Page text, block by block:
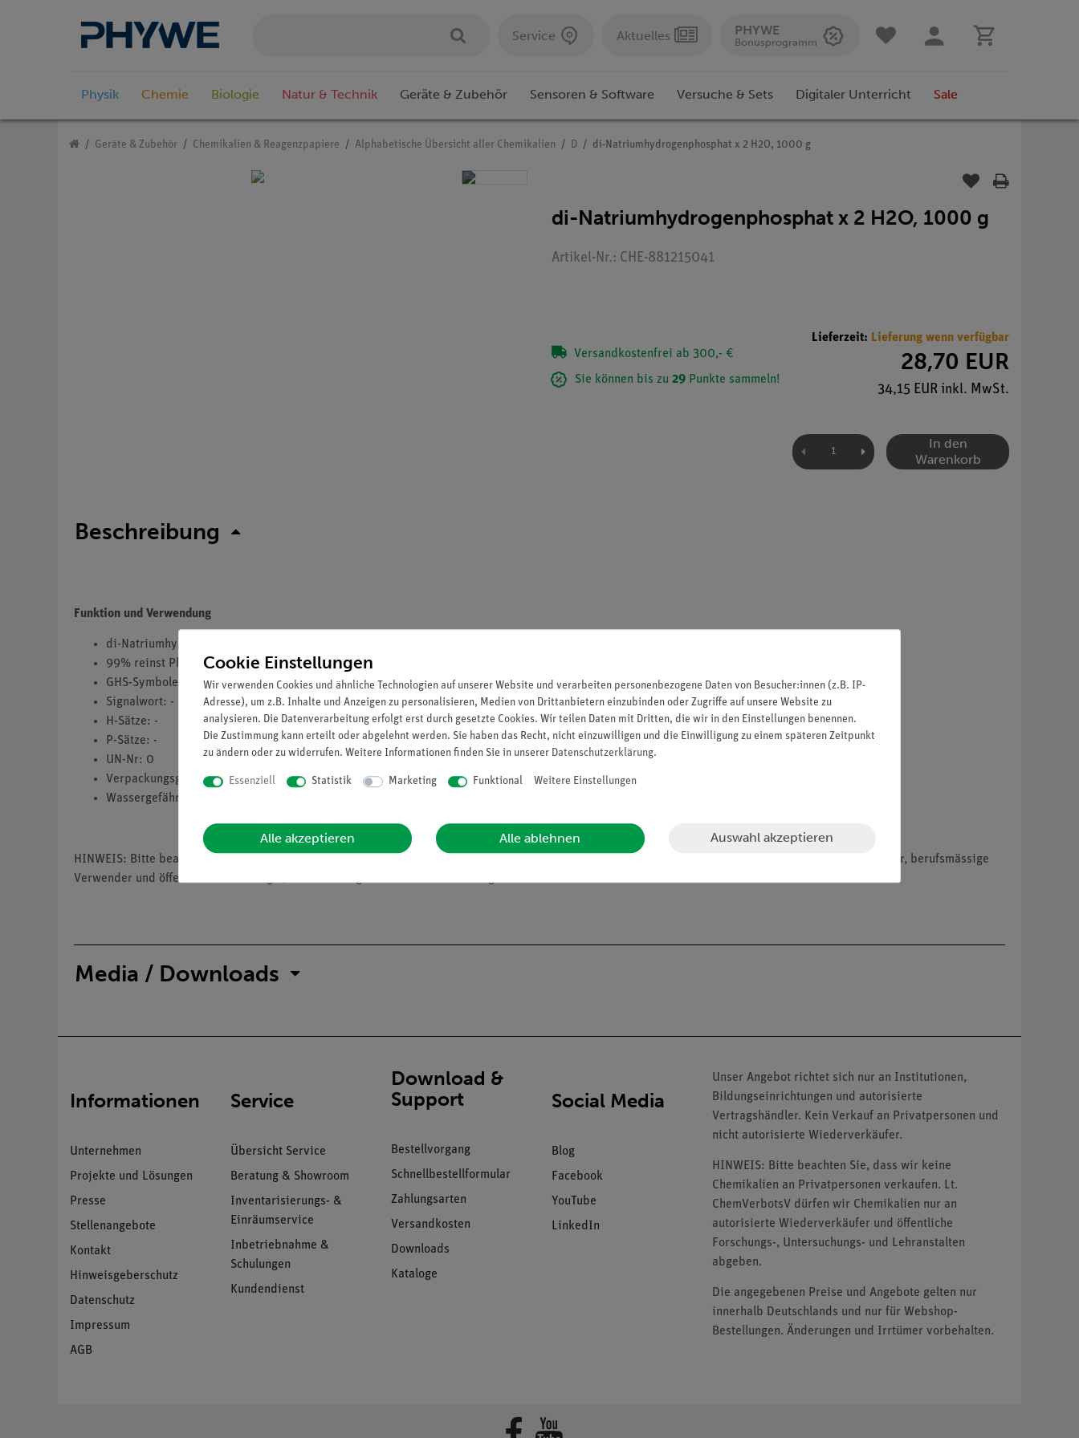
Service Aktuelles PHYWE
Bonusprogramm
Physik Chemie Biologie Natur & Technik Geräte & Zubehör Sensoren & Software Versuche & Sets Digitaler Unterricht Sale
Geräte & Zubehör Chemikalien & Reagenzpapiere Alphabetische Übersicht aller Chemikalien D di-Natriumhydrogenphosphat x 2 H2O, 1000 g
di-Natriumhydrogenphosphat x 2 H2O, 1000 g
Artikel-Nr.: CHE-881215041
Versandkostenfrei ab 300,- €
Sie können bis zu 29 Punkte sammeln!
Lieferzeit: Lieferung wenn verfügbar
28,70 EUR
34,15 EUR inkl. MwSt.
In den
Warenkorb
Beschreibung
Funktion und Verwendung
di-Natriumhydrogenphosphat x 2 H2O
99% reinst Ph.Eur.
GHS-Symbole(s): -
Signalwort: -
H-Sätze: -
P-Sätze: -
UN-Nr: 0
Verpackungsgruppe: 0
Wassergefährdungsklasse: 1
HINWEIS: Bitte beachten Sie, dass wir keine Chemikalien an Privatpersonen verkaufen. Lt. ChemVerbotsV dürfen wir Chemikalien nur an Wiederverkäufer, berufsmässige
Verwender und öffentliche Forschungs-, Untersuchungs- und Lehranstalten abgeben.
Media / Downloads
Informationen
Unternehmen
Projekte und Lösungen
Presse
Stellenangebote
Kontakt
Hinweisgeberschutz
Datenschutz
Impressum
AGB
Service
Übersicht Service
Beratung & Showroom
Inventarisierungs- &
Einräumservice
Inbetriebnahme &
Schulungen
Kundendienst
Download &
Support
Bestellvorgang
Schnellbestellformular
Zahlungsarten
Versandkosten
Downloads
Kataloge
Social Media
Blog
Facebook
YouTube
LinkedIn
Unser Angebot richtet sich nur an Institutionen,
Bildungseinrichtungen und autorisierte
Vertragshändler. Kein Verkauf an Privatpersonen und
nicht autorisierte Wiederverkäufer.
HINWEIS: Bitte beachten Sie, dass wir keine
Chemikalien an Privatpersonen verkaufen. Lt.
ChemVerbotsV dürfen wir Chemikalien nur an
autorisierte Wiederverkäufer und öffentliche
Forschungs-, Untersuchungs- und Lehranstalten
abgeben.
Die angegebenen Preise und Angebote gelten nur
innerhalb Deutschlands und nur für Webshop-
Bestellungen. Änderungen und Irrtümer vorbehalten.
Cookie Einstellungen
Wir verwenden Cookies und ähnliche Technologien auf unserer Website und verarbeiten personenbezogene Daten von Besucher:innen (z.B. IP-
Adresse), um z.B. Inhalte und Anzeigen zu personalisieren, Medien von Drittanbietern einzubinden oder Zugriffe auf unsere Website zu
analysieren. Die Datenverarbeitung erfolgt erst durch gesetzte Cookies. Wir teilen Daten mit Dritten, die wir in den Einstellungen benennen.
Die Zustimmung kann erteilt oder abgelehnt werden. Sie haben das Recht, nicht einzuwilligen und die Einwilligung zu einem späteren Zeitpunkt
zu ändern oder zu widerrufen. Weitere Informationen finden Sie in unserer Daten­schutz­erklärung.
Essenziell Statistik Marketing Funktional Weitere Einstellungen
Alle akzeptieren Alle ablehnen Auswahl akzeptieren